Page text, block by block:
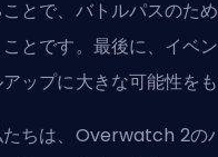
ことで、バトルパスのた
ことです。最後に、イベ
ップに大きな可能性を
ちは、Overwatch 2の